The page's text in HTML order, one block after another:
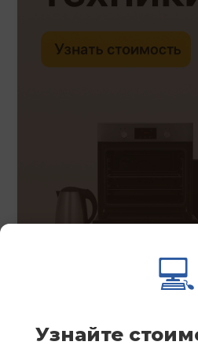
💻
Узнайте